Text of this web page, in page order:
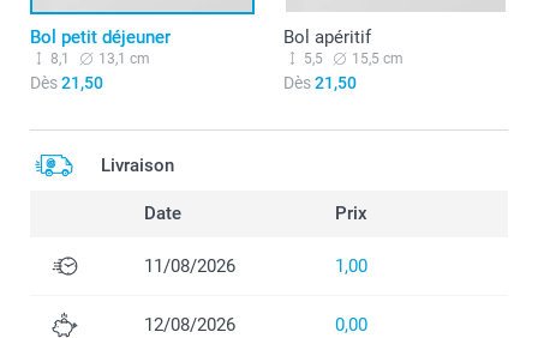
Bol petit déjeuner
8,1 13,1 cm
Dès21,50
Bol apéritif
5,5 15,5 cm
Dès21,50
Livraison
Date Prix
11/08/2026 1,00
12/08/2026 0,00